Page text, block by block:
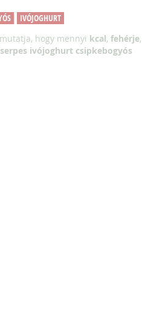
IVÓJOGHURT
hogy mennyi kcal, fehérje,
ivójoghurt csipkebogyós